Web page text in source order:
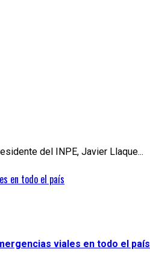
del INPE, Javier Llaque...
en todo el país
viales en todo el país